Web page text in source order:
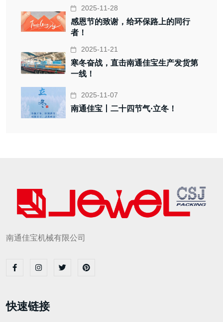
2025-11-28
感恩节的致谢，给环保路上的同行
者！
2025-11-21
寒冬奋战，直击南通佳宝生产发货第
一线！
2025-11-07
南通佳宝丨二十四节气·立冬！
南通佳宝机械有限公司
快速链接